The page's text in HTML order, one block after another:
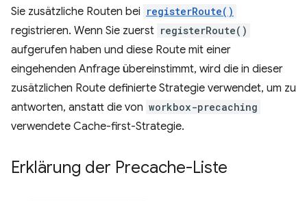
Sie zusätzliche Routen bei registerRoute()
registrieren. Wenn Sie zuerst registerRoute()
aufgerufen haben und diese Route mit einer
eingehenden Anfrage übereinstimmt, wird die in dieser
zusätzlichen Route definierte Strategie verwendet, um zu
antworten, anstatt die von workbox-precaching
verwendete Cache-first-Strategie.
Erklärung der Precache-Liste